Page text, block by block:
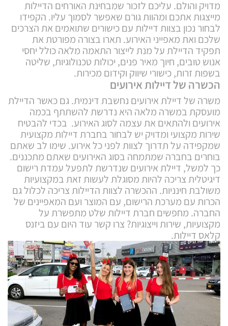
מדויק והולם. עליכם לזכור שמבחינת האורחים הדיילות
מייצגות אתכם ומהוות גורם שאפשר לסמוך עליו. הקפידו
לבחור נכון בצוות דיילות עם כישורים שתואמים את הצרכים
שלכם ואת מאפייני האירוע. תארו בצורה מפורטת את
תפקיד הדיילת על מנת לייצור התאמה מלאה כולל יחסי
אנוש טובים, חיוך מאיר פנים, יכולות טכנולוגיות, שליטה
בשפות זרות, כישורי שיווק וקידום מכירות.
הכשרה של דיילות אירועים
משרה של דיילת אירועים נחשבת דינמית. גם כאשר הדיילת
מועסקת במשרה מלאה היא נדרשת להשתתף בכמה
אירועים ולהתאים את עצמה לסוג האירוע. בכדי להבטיח
שירות מקצועי ומדויק יש לבחור בחברת דיילות מקצועית
שמקפידה על תדרוך לצוות לפני כל אירוע. שימו לב שאתם
בוחרים בחברה שמתמחה בסוג האירועים שאתם מתכננים.
כך למשל, דיילת אירועים שנדרשת לתפעל עמדת רישום
דיגיטלית צריכה להיות מסוגלת לעשות זאת במקצועיות
משולבת חינניות. ההכשרה לצוות הדיילות צריכה לכלול גם
הכרות עם מערכת הרישום, עם המוצר ועם המאפיינים של
החברה. מחפשים חברת דיילות שלט מתפשרת על
מקצועיות, שירות וייצוגיות? צרו קשר עוד היום עם ביזנס
קלאס דיילות.